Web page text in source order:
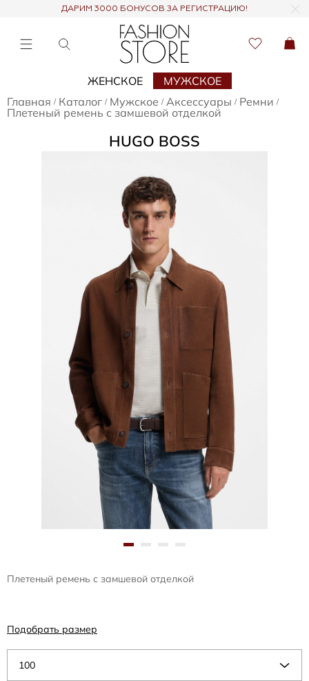
ДАРИМ 3000 БОНУСОВ ЗА РЕГИСТРАЦИЮ!
ЖЕНСКОЕ
МУЖСКОЕ
Главная / Каталог / Мужское / Аксессуары / Ремни /
Плетеный ремень с замшевой отделкой
HUGO BOSS
Плетеный ремень с замшевой отделкой
100
Подобрать размер